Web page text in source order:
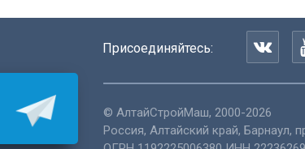
Присоединяйтесь:
© АлтайСтройМаш, 2000-2026
Россия, Алтайский край, Барнаул,